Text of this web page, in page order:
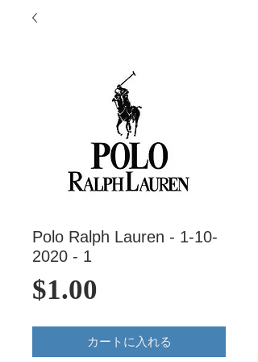
Polo Ralph Lauren - 1-10-
2020 - 1
$1.00
格
カートに入れる